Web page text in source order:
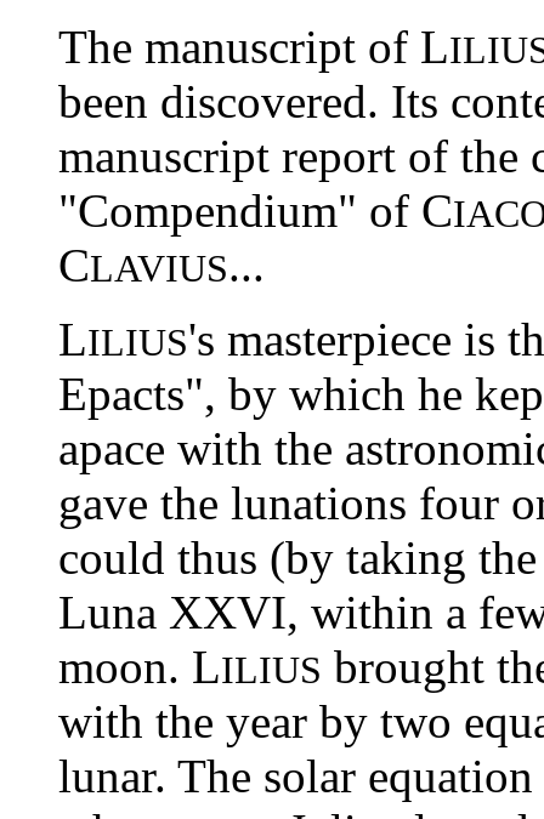
The manuscript of L
been discovered. Its
manuscript report of the
"Compendium" of C
CLAVIUS...
LILIUS's masterpiece is
Epacts", by which he
apace with the
gave the lunations four
could thus (by taking
Luna XXVI, within a
moon. LILIUS brought
with the year by two
lunar. The solar